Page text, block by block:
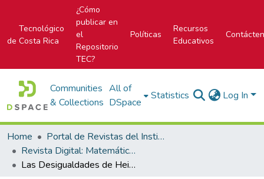
Tecnológico
de Costa Rica
¿Cómo
publicar en
el
Repositorio
TEC?
Políticas
Recursos
Educativos
Communities
& Collections
All of
DSpace
Statistics Log In
Home
Portal de Revistas del Instituto Tecnológico de Costa Rica
Revista Digital: Matemática, Educación e Internet
Las Desigualdades de Heisenberg. Interpretación y didáctica